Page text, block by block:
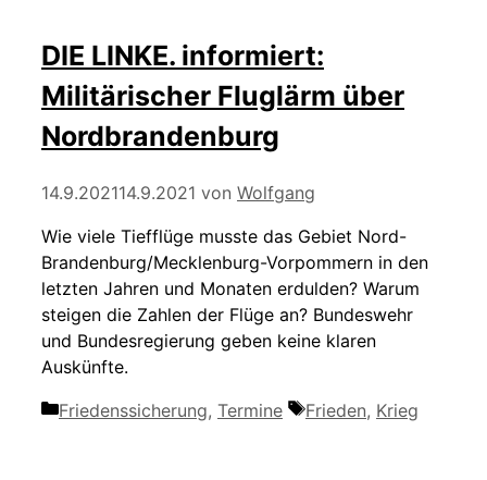
DIE LINKE. informiert:
Militärischer Fluglärm über
Nordbrandenburg
14.9.202114.9.2021 von Wolfgang
Wie viele Tiefflüge musste das Gebiet Nord-
Brandenburg/Mecklenburg-Vorpommern in den
letzten Jahren und Monaten erdulden? Warum
steigen die Zahlen der Flüge an? Bundeswehr
und Bundesregierung geben keine klaren
Auskünfte.
Kategorien
Friedenssicherung, Termine Schlagwörter
Frieden, Krieg